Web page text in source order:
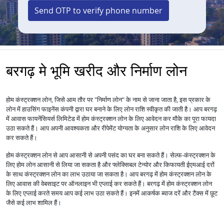
Send OTP to verify phone number
बरगढ़ मे भूमि खरीद और निर्माण लोन
होम कंस्ट्रक्शन लोन, जिसे आम तौर पर "निर्माण लोन" के नाम से जाना जाता है, इस प्रकार के
लोन में हाउसिंग फाइनेंस कंपनी द्वारा घर बनाने के लिए लोन राशि स्वीकृत की जाती है। आप बरगढ़
में आवास फायनेंसियर्स लिमिटेड में होम कंस्ट्रक्शन लोन के लिए आवेदन कर मौके का पूरा फायदा
उठा सकते हैं। आप अपनी आवश्यकता और रीपेमेंट योग्यता के अनुसार लोन राशि के लिए आवेदन
कर सकते हैं।
होम कंस्ट्रक्शन लोन से आप आसानी से अपनी पसंद का घर बना सकते हैं। सेल्फ-कंस्ट्रक्शन के
लिए होम लोन आसानी से लिया जा सकता है और फ्लेक्सिबल टेन्योर और किफायती ईएमआई दरों
के साथ कंस्ट्रक्शन लोन का लाभ उठाया जा सकता है। आप बरगढ़ में होम कंस्ट्रक्शन लोन के
लिए आवास की वेबसाइट पर ऑनलाइन भी एप्लाई कर सकते हैं। बरगढ़ में होम कंस्ट्रक्शन लोन
के लिए एप्लाई करते समय आप कई लाभ उठा सकते हैं। इनमें आकर्षक ब्याज दरें और टैक्स में छूट
जैसे कई लाभ शामिल हैं।